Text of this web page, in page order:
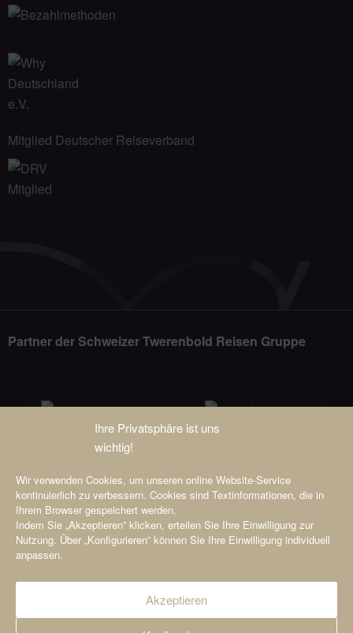
Ihre Privatsphäre ist uns
wichtig!
Wir verwenden Cookies, um unseren online Website-Service
kontinuierlich zu verbessern. Cookies sind Textinformationen, die in
Ihrem Browser gespeichert werden.
Indem Sie „Akzeptieren” klicken, erteilen Sie Ihre Einwilligung zur
Nutzung. Über „Konfigurieren” können Sie Ihre Einwilligung individuell
anpassen.
Akzeptieren
Mitglied Deutscher Reiseverband
Partner der Schweizer Twerenbold Reisen Gruppe
© 2025 Viamonda GmbH i.L.